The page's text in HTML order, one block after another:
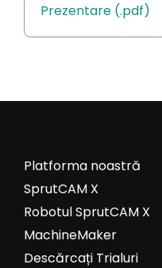
Prezentare (.pdf)
Platforma noastră
SprutCAM X
Robotul SprutCAM X
MachineMaker
Descărcați Trialuri